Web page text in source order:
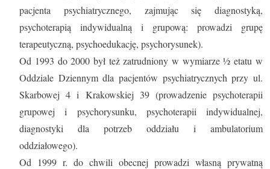
pacjenta psychiatrycznego, zajmując się diagnostyką,
psychoterapią indywidualną i grupową: prowadzi grupę
terapeutyczną, psychoedukację, psychorysunek).
Od 1993 do 2000 był też zatrudniony w wymiarze ½ etatu w
Oddziale Dziennym dla pacjentów psychiatrycznych przy ul.
Skarbowej 4 i Krakowskiej 39 (prowadzenie psychoterapii
grupowej i psychorysunku, psychoterapii indywidualnej,
diagnostyki dla potrzeb oddziału i ambulatorium
oddziałowego).
Od 1999 r. do chwili obecnej prowadzi własną prywatną